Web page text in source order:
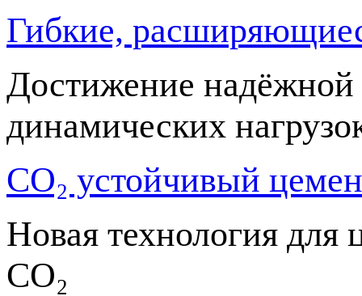
Гибкие,
Достижение надёжной
динамических
CO₂ устойчивый
Новая технология для
СО₂